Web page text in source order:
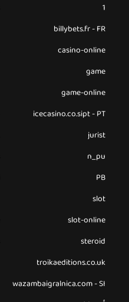
1
billybets.fr - FR
casino-online
game
game-online
icecasino.co.sipt - PT
jurist
n_pu
PB
slot
slot-online
steroid
troikaeditions.co.uk
wazambaigralnica.com - SI